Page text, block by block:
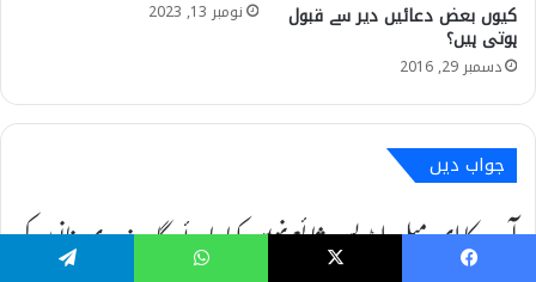
کیوں بعض دعائیں دیر سے قبول
ہوتی ہیں؟
دسمبر 29, 2016
نومبر 13, 2023
جواب دیں
آپ کا ای میل ایڈریس شائع نہیں کیا جائے گا۔ضروری خانوں کو